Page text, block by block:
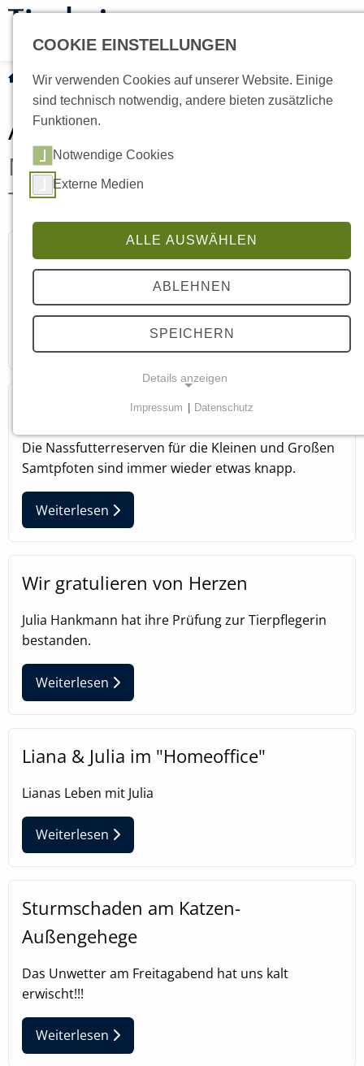
Current:
Aktuelles
Aktuelles
Neues aus dem Tierheim
Tecklenburger Land
Kinder lesen Katzen vor
Kinder - Katzen - Bücher
Spendenaufruf Katzennassfutter
Die Nassfutterreserven für die Kleinen und Großen
Samtpfoten sind immer wieder etwas knapp.
Weiterlesen
Wir gratulieren von Herzen
Julia Hankmann hat ihre Prüfung zur Tierpflegerin
bestanden.
Weiterlesen
Liana & Julia im "Homeoffice"
Lianas Leben mit Julia
Weiterlesen
Sturmschaden am Katzen-
Außengehege
Das Unwetter am Freitagabend hat uns kalt
erwischt!!!
Weiterlesen
COOKIE EINSTELLUNGEN
Wir verwenden Cookies auf unserer Website. Einige
sind technisch notwendig, andere bieten zusätzliche
Funktionen.
Notwendige Cookies
Externe Medien
ALLE AUSWÄHLEN
ABLEHNEN
SPEICHERN
Details anzeigen
Diese Cookies sind für die ordnungsgemäße
Funktion unserer Website erforderlich.
Einverständnis Cookie
Name:
cookie_consent
Anbieter:
Zweck:
Cookie Laufzeit:
1 Jahr
EXTERNE MEDIEN
Um Inhalte von Videoplattformen oder
Kartendiensten anzeigen zu können, werden von
diesen externen Anbietern Cookies gesetzt
Anbieter:
Youtube
NID, __Secure-ENID
Anbieter:
Impressum Datenschutz